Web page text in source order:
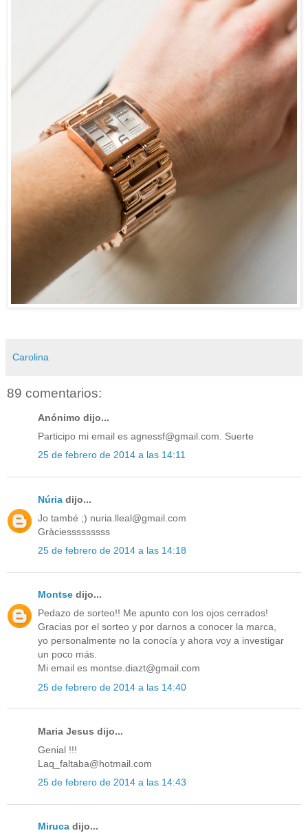
Carolina
89 comentarios:
Anónimo dijo...
Participo mi email es agnessf@gmail.com. Suerte
25 de febrero de 2014 a las 14:11
Núria dijo...
Jo també ;) nuria.lleal@gmail.com
Gràciesssssssss
25 de febrero de 2014 a las 14:18
Montse dijo...
Pedazo de sorteo!! Me apunto con los ojos cerrados!
Gracias por el sorteo y por darnos a conocer la marca,
yo personalmente no la conocía y ahora voy a investigar
un poco más.
Mi email es montse.diazt@gmail.com
25 de febrero de 2014 a las 14:40
Maria Jesus dijo...
Genial !!!
Laq_faltaba@hotmail.com
25 de febrero de 2014 a las 14:43
Miruca dijo...